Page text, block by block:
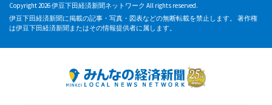
Copyright 2026 伊豆下田経済新聞ネットワーク All rights reserved.
伊豆下田経済新聞に掲載の記事・写真・図表などの無断転載を禁止します。 著作権
は伊豆下田経済新聞またはその情報提供者に属します。